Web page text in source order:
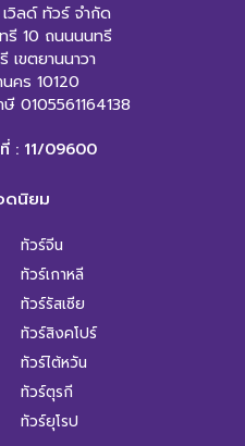
วิลด์ ทัวร์ จำกัด
10 ถนนนนทรี
เขตยานนาวา
คร 10120
ษี 0105561164138
: 11/09600
ดนิยม
ทัวร์จีน
ทัวร์เกาหลี
ทัวร์รัสเซีย
ทัวร์สิงคโปร์
ทัวร์ไต้หวัน
ทัวร์ตุรกี
ทัวร์ยุโรป